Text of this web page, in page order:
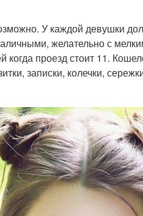
У каждой девушки
желательно с
проезд стоит 11.
записки, колечки,